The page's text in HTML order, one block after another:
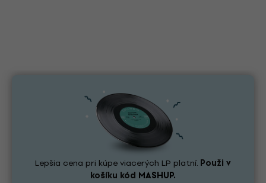
Lepšia cena pri kúpe viacerých LP platní. Použi v
košíku kód MASHUP.